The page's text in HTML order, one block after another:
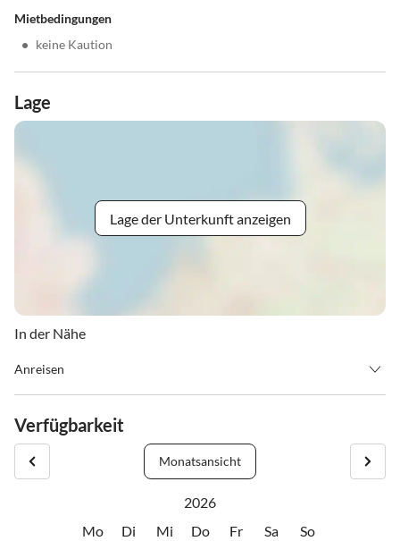
Mietbedingungen
• keine Kaution
Lage
Lage der Unterkunft anzeigen
In der Nähe
Anreisen
Endreinigung. Die Auf- und Abfahrt mit dem Skidoo wird je nach
Aufwand extra verrechnet.
Verfügbarkeit
Monatsansicht
2026
Mo
Di Mi Do Fr Sa So